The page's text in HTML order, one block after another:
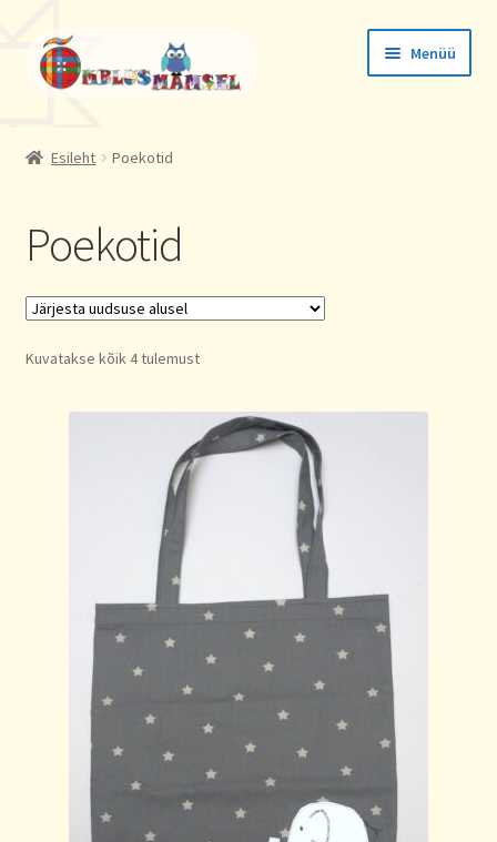
Liigu
navigeerimisele
Liigu
sisu
juurde
Menüü
Aadressid
Esileht Poekotid
Poekotid
Kuvatakse kõik 4 tulemustSorted